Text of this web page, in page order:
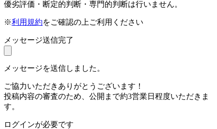
優劣評価・断定的判断・専門的判断は行いません。
※利用規約をご確認の上ご利用ください
メッセージ送信完了
メッセージを送信しました。
ご協力いただきありがとうございます！
投稿内容の審査のため、公開まで約3営業日程度いただきま
す。
ログインが必要です